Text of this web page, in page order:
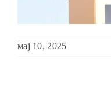
мај 10, 2025